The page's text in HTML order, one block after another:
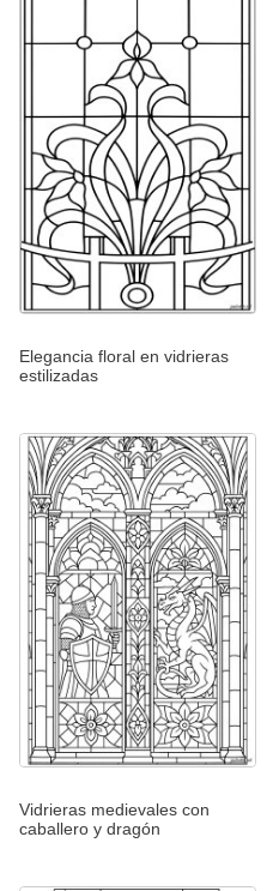
Elegancia floral en vidrieras
estilizadas
Vidrieras medievales con
caballero y dragón